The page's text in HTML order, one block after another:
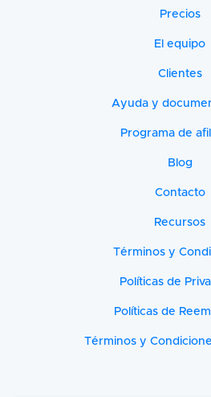
Precios
El equipo
Clientes
Ayuda y
Programa de
Blog
Contacto
Recursos
Términos y
Políticas de
Políticas de
Términos y